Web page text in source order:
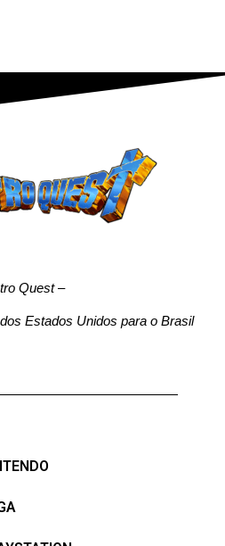
Quest–
Estados Unidos para o Brasil